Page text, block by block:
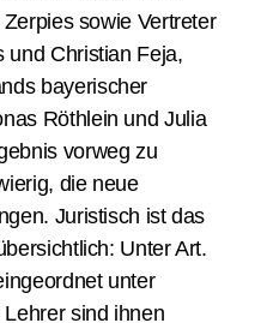
sowie Vertreter
und Christian Feja,
bayerischer
Röthlein und Julia
vorweg zu
die neue
Juristisch ist das
Unter Art.
unter
Lehrer sind ihnen